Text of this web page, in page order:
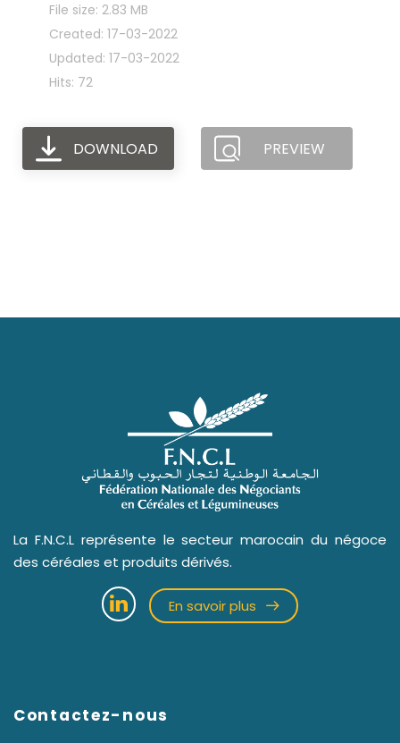
File size: 2.83 MB
Created: 17-03-2022
Updated: 17-03-2022
Hits: 72
DOWNLOAD PREVIEW
La F.N.C.L représente le secteur marocain du négoce
des céréales et produits dérivés.
En savoir plus
Contactez-nous